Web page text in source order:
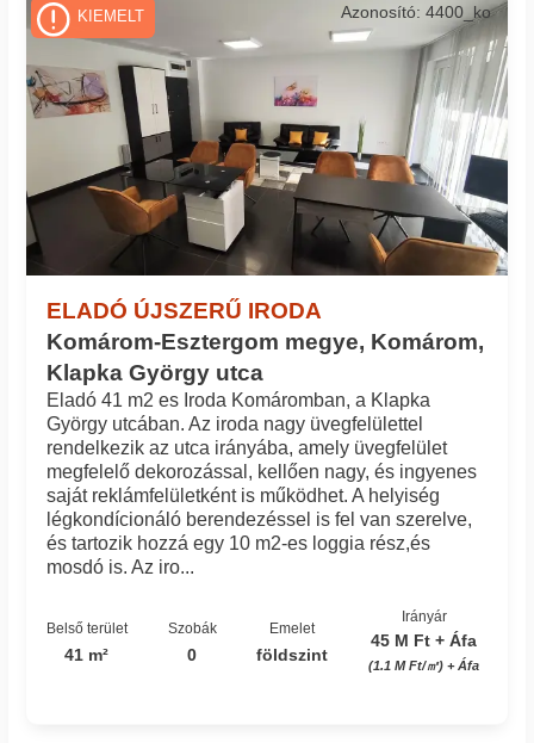
ELADÓ ÚJSZERŰ IRODA
Komárom-Esztergom megye, Komárom,
Klapka György utca
Azonosító: 4400_ko
Eladó 41 m2 es Iroda Komáromban, a Klapka
György utcában. Az iroda nagy üvegfelülettel
rendelkezik az utca irányába, amely üvegfelület
megfelelő dekorozással, kellően nagy, és ingyenes
saját reklámfelületként is működhet. A helyiség
légkondícionáló berendezéssel is fel van szerelve,
és tartozik hozzá egy 10 m2-es loggia rész,és
mosdó is. Az iro...
Belső terület
41 m²
Szobák
0
Emelet
földszint
Irányár
45 M Ft + Áfa
(1.1 M Ft/㎡) + Áfa
KIEMELT